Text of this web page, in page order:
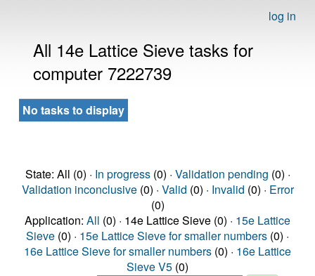
log in
All 14e Lattice Sieve tasks for
computer 7222739
No tasks to display
State: All (0) · In progress(0) · Validation pending (0) ·
Validation inconclusive(0) · Valid (0) · Invalid (0) · Error
(0)
Application: All (0) · 14e Lattice Sieve (0) · 15e Lattice
Sieve (0) · 15e Lattice Sieve for smaller numbers (0) ·
16e Lattice Sieve for smaller numbers (0) · 16e Lattice
Sieve V5 (0)